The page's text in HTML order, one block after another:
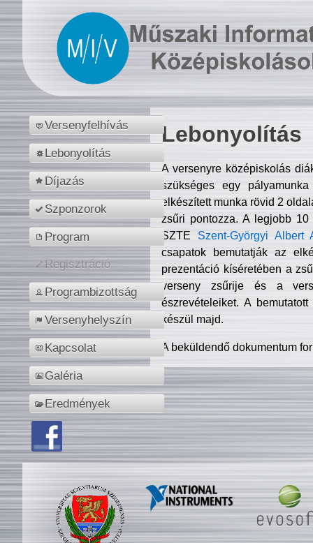
Versenyfelhívás
Lebonyolítás
Díjazás
Szponzorok
Program
Regisztráció
Programbizottság
Versenyhelyszín
Kapcsolat
Galéria
Eredmények
Lebonyolítás
A versenyre középiskolás
szükséges egy
elkészített munka rövid 2
zsűri pontozza. A legjobb
SZTE Szent-Györgyi Albert
csapatok bemutatják az
prezentáció kíséretében a
verseny zsűrije és a
észrevételeiket. A
készül majd.
A beküldendő dokumentum